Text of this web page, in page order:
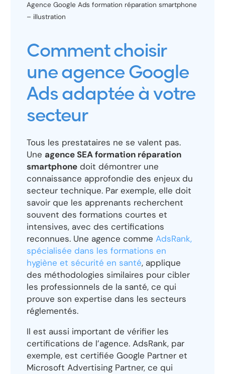
Agence Google Ads formation réparation smartphone
– illustration
Comment choisir
une agence Google
Ads adaptée à votre
secteur
Tous les prestataires ne se valent pas.
Une agence SEA formation réparation
smartphone doit démontrer une
connaissance approfondie des enjeux du
secteur technique. Par exemple, elle doit
savoir que les apprenants recherchent
souvent des formations courtes et
intensives, avec des certifications
reconnues. Une agence commeAdsRank,
spécialisée dans les formations en
hygiène et sécurité en santé, applique
des méthodologies similaires pour cibler
les professionnels de la santé, ce qui
prouve son expertise dans les secteurs
réglementés.
Il est aussi important de vérifier les
certifications de l’agence. AdsRank, par
exemple, est certifiée Google Partner et
Microsoft Advertising Partner, ce qui